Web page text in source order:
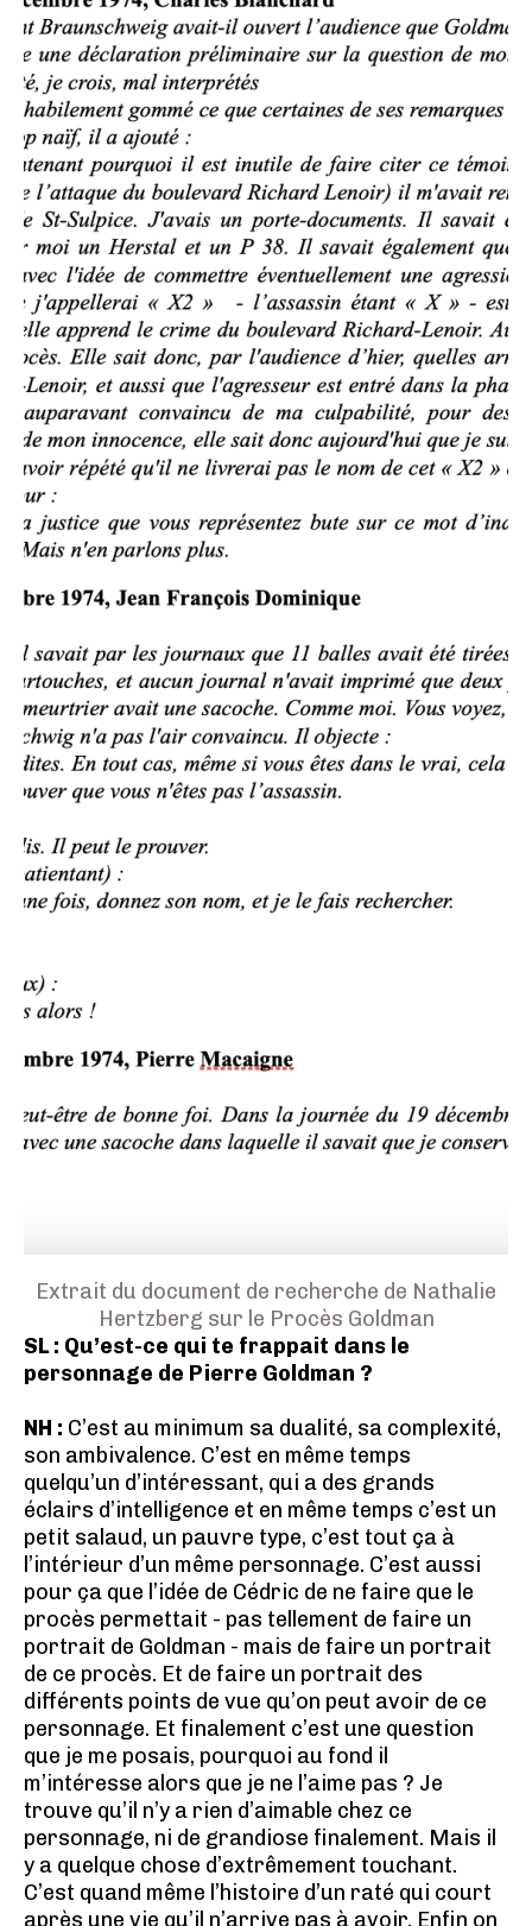
Extrait du document de recherche de Nathalie
Hertzberg sur le Procès Goldman
SL : Qu’est-ce qui te frappait dans le
personnage de Pierre Goldman ?
NH : C’est au minimum sa dualité, sa complexité,
son ambivalence. C’est en même temps
quelqu’un d’intéressant, qui a des grands
éclairs d’intelligence et en même temps c’est un
petit salaud, un pauvre type, c’est tout ça à
l’intérieur d’un même personnage. C’est aussi
pour ça que l’idée de Cédric de ne faire que le
procès permettait - pas tellement de faire un
portrait de Goldman - mais de faire un portrait
de ce procès. Et de faire un portrait des
différents points de vue qu’on peut avoir de ce
personnage. Et finalement c’est une question
que je me posais, pourquoi au fond il
m’intéresse alors que je ne l’aime pas ? Je
trouve qu’il n’y a rien d’aimable chez ce
personnage, ni de grandiose finalement. Mais il
y a quelque chose d’extrêmement touchant.
C’est quand même l’histoire d’un raté qui court
après une vie qu’il n’arrive pas à avoir. Enfin on